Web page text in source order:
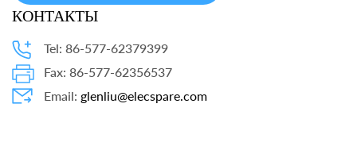
КОНТАКТЫ
Tel: 86-577-62379399
Fax: 86-577-62356537
Email: glenliu@elecspare.com